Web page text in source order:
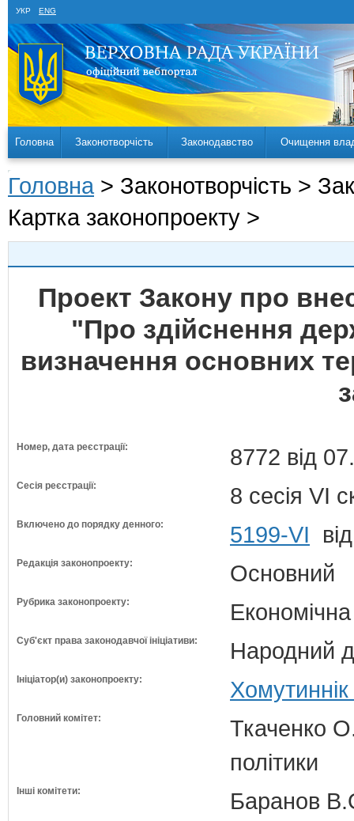
УКР ENG
Головна Законотворчість Законодавство Очищення
Головна > Законотворчість >
Картка законопроекту >
Проект Закону про
"Про здійснення
визначення основних
Номер, дата реєстрації: 8772 від
Сесія реєстрації: 8 сесія VI
Включено до порядку денного: 5199-VI
Редакція законопроекту: Основний
Рубрика законопроекту:
Суб'єкт права законодавчої ініціативи: Народний
Ініціатор(и) законопроекту:
Головний комітет:
Ткаченко
політики
Інші комітети:
Баранов